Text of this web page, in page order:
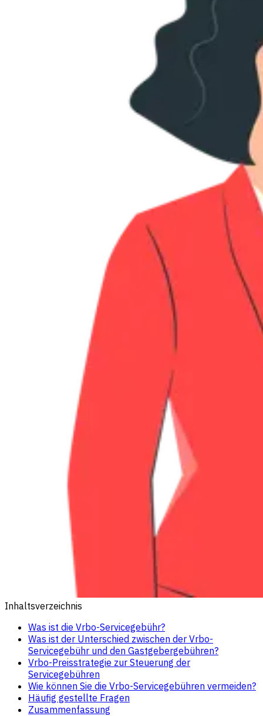
Inhaltsverzeichnis
Was ist die Vrbo-Servicegebühr?
Was ist der Unterschied zwischen der Vrbo-
Servicegebühr und den Gastgebergebühren?
Vrbo-Preisstrategie zur Steuerung der
Servicegebühren
Wie können Sie die Vrbo-Servicegebühren vermeiden?
Häufig gestellte Fragen
Zusammenfassung